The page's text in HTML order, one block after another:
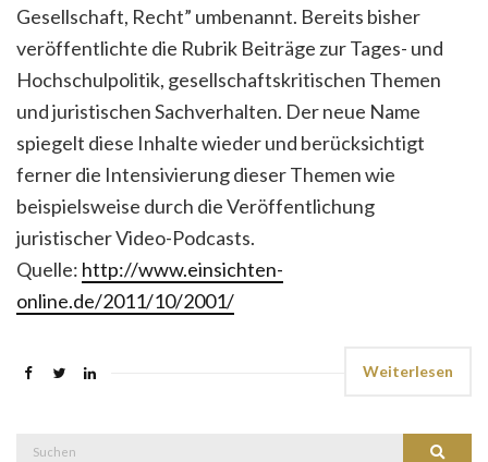
Gesellschaft, Recht” umbenannt. Bereits bisher
veröffentlichte die Rubrik Beiträge zur Tages- und
Hochschulpolitik, gesellschaftskritischen Themen
und juristischen Sachverhalten. Der neue Name
spiegelt diese Inhalte wieder und berücksichtigt
ferner die Intensivierung dieser Themen wie
beispielsweise durch die Veröffentlichung
juristischer Video-Podcasts.
Quelle: http://www.einsichten-
online.de/2011/10/2001/
Weiterlesen
Suchen